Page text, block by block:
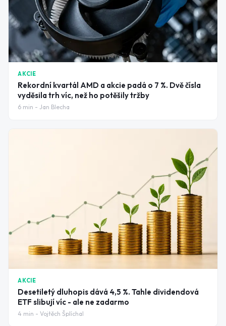
AKCIE
Rekordní kvartál AMD a akcie padá o 7 %. Dvě čísla
vyděsila trh víc, než ho potěšily tržby
6 min - Jan Blecha
AKCIE
Desetiletý dluhopis dává 4,5 %. Tahle dividendová
ETF slibují víc - ale ne zadarmo
4 min - Vojtěch Šplíchal